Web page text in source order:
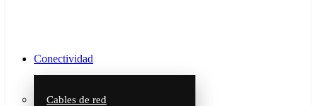
Conectividad
Cables de red